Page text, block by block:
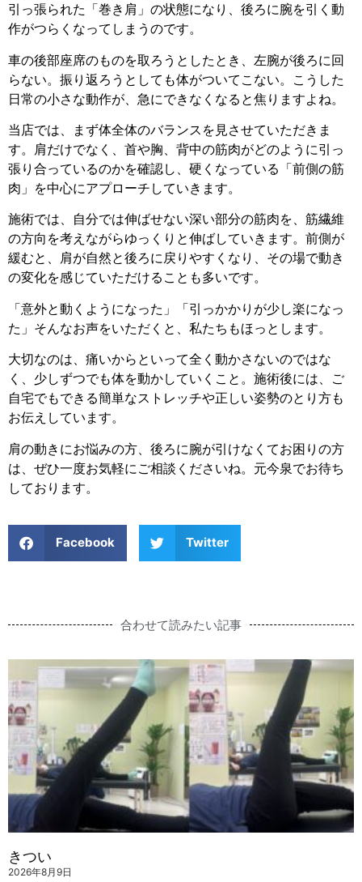
引っ張られた「巻き肩」の状態になり、後ろに腕を引く動
作がつらくなってしまうのです。
車の後部座席のものを取ろうとしたとき、左腕が後ろに回
らない。振り返ろうとしても体がついてこない。こうした
日常の小さな動作が、急にできなくなると焦りますよね。
当店では、まず体全体のバランスを見させていただきま
す。肩だけでなく、首や胸、背中の筋肉がどのように引っ
張り合っているのかを確認し、硬くなっている「前側の筋
肉」を中心にアプローチしていきます。
施術では、自分では伸ばせない深い部分の筋肉を、筋繊維
の方向を考えながらゆっくりと伸ばしていきます。前側が
緩むと、肩が自然と後ろに戻りやすくなり、その場で動き
の変化を感じていただけることも多いです。
「意外と動くようになった」「引っかかりが少し楽になっ
た」そんなお声をいただくと、私たちもほっとします。
大切なのは、痛いからといって全く動かさないのではな
く、少しずつでも体を動かしていくこと。施術後には、ご
自宅でもできる簡単なストレッチや正しい姿勢のとり方も
お伝えしています。
肩の動きにお悩みの方、後ろに腕が引けなくてお困りの方
は、ぜひ一度お気軽にご相談くださいね。元今泉でお待ち
しております。
Facebook Twitter
合わせて読みたい記事
きつい
2026年8月9日